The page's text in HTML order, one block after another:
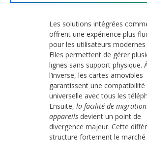
Les solutions intégrées
offrent une expérience plus
pour les utilisateurs modernes
Elles permettent de gérer
lignes sans support physique.
l’inverse, les cartes amovibles
garantissent une compatibilité
universelle avec tous les
Ensuite, la facilité de
appareils devient un point de
divergence majeur. Cette
structure fortement le marché